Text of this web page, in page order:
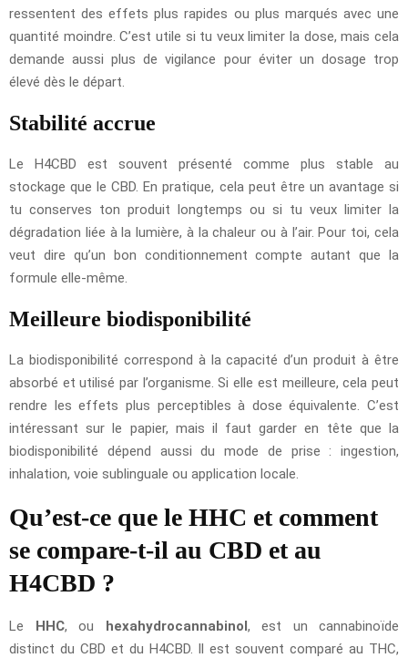
ressentent des effets plus rapides ou plus marqués avec une
quantité moindre. C’est utile si tu veux limiter la dose, mais cela
demande aussi plus de vigilance pour éviter un dosage trop
élevé dès le départ.
Stabilité accrue
Le H4CBD est souvent présenté comme plus stable au
stockage que le CBD. En pratique, cela peut être un avantage si
tu conserves ton produit longtemps ou si tu veux limiter la
dégradation liée à la lumière, à la chaleur ou à l’air. Pour toi, cela
veut dire qu’un bon conditionnement compte autant que la
formule elle-même.
Meilleure biodisponibilité
La biodisponibilité correspond à la capacité d’un produit à être
absorbé et utilisé par l’organisme. Si elle est meilleure, cela peut
rendre les effets plus perceptibles à dose équivalente. C’est
intéressant sur le papier, mais il faut garder en tête que la
biodisponibilité dépend aussi du mode de prise : ingestion,
inhalation, voie sublinguale ou application locale.
Qu’est-ce que le HHC et comment
se compare-t-il au CBD et au
H4CBD ?
Le HHC, ou hexahydrocannabinol, est un cannabinoïde
distinct du CBD et du H4CBD. Il est souvent comparé au THC,